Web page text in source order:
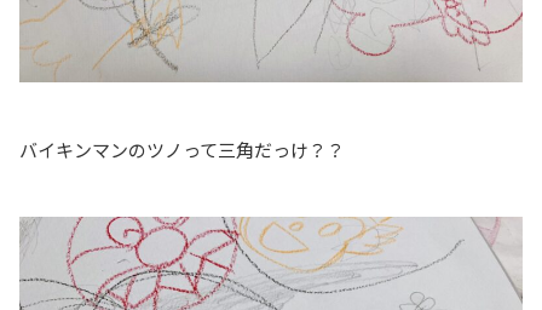
バイキンマンのツノって三角だっけ？？